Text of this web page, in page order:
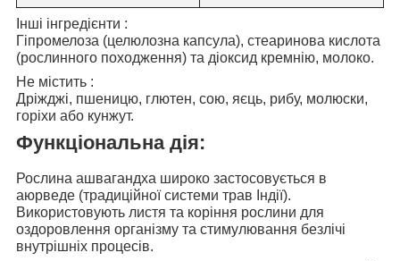
Інші інгредієнти :
Гіпромелоза (целюлозна капсула), стеаринова кислота
(рослинного походження) та діоксид кремнію, молоко.
Не містить :
Дріжджі, пшеницю, глютен, сою, яєць, рибу, молюски,
горіхи або кунжут.
Функціональна дія:
Рослина ашвагандха широко застосовується в
аюрведе (традиційної системи трав Індії).
Використовують листя та коріння рослини для
оздоровлення організму та стимулювання безлічі
внутрішніх процесів.